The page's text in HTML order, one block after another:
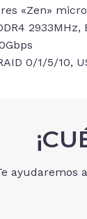
«Zen»
2933MHz,
0/1/5/10,
ayudaremos